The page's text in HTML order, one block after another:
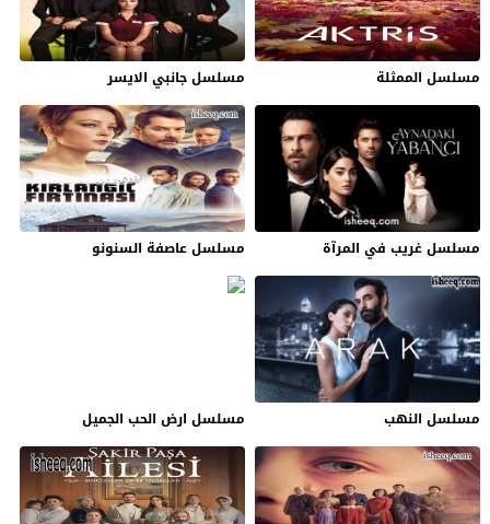
مسلسل الممثلة مسلسل جانبي الايسر
مسلسل غريب في المرآة مسلسل عاصفة السنونو
مسلسل النهب مسلسل ارض الحب الجميل